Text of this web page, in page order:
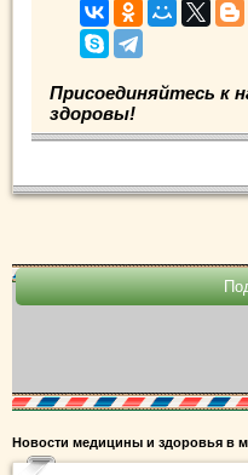
Присоединяйтесь к
здоровы!
Новости медицины и здоровья в